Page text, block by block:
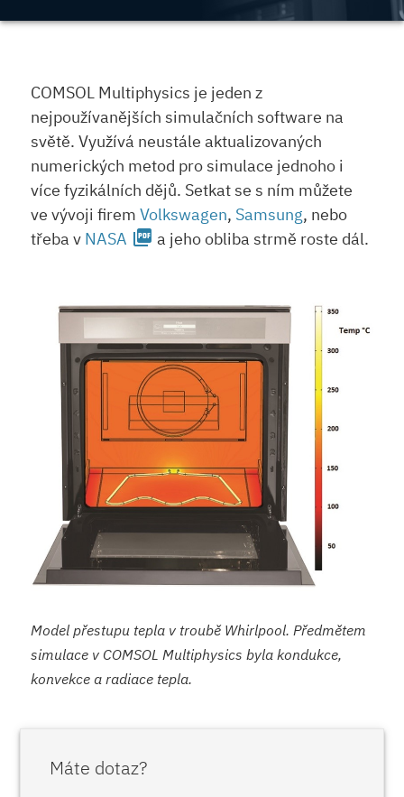
COMSOL Multiphysics je jeden z
nejpoužívanějších simulačních software na
světě. Využívá neustále aktualizovaných
numerických metod pro simulace jednoho i
více fyzikálních dějů. Setkat se s ním můžete
ve vývoji firemVolkswagen, Samsung, nebo
třeba v NASA picture_as_pdf a jeho obliba strmě roste dál.
Model přestupu tepla v troubě Whirlpool. Předmětem
simulace v COMSOL Multiphysics byla kondukce,
konvekce a radiace tepla.
Máte dotaz?